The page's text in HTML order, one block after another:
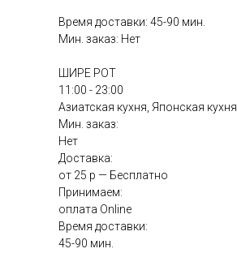
Время доставки: 45-90 мин.
Мин. заказ: Нет
ШИРЕ РОТ
11:00 - 23:00
Азиатская кухня, Японская кухня
Мин. заказ:
Нет
Доставка:
от 25 р — Бесплатно
Принимаем:
оплата Online
Время доставки:
45-90 мин.